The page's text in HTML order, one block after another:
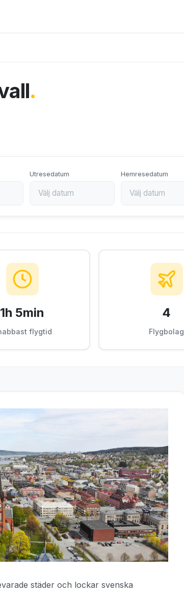
.
Utresedatum Hemresedatum
1h 5min
flygtid
4
Flygbolag
städer och lockar svenska